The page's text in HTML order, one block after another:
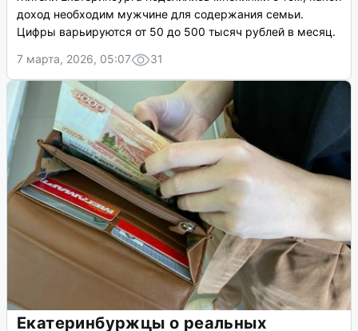
доход необходим мужчине для содержания семьи.
Цифры варьируются от 50 до 500 тысяч рублей в месяц.
7 марта, 2026, 05:07
31
Екатеринбуржцы о реальных